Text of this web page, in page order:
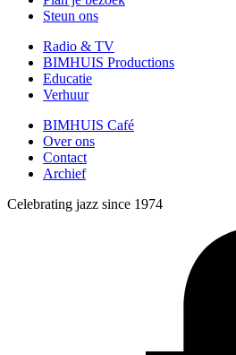
Steun ons
Radio & TV
BIMHUIS Productions
Educatie
Verhuur
BIMHUIS Café
Over ons
Contact
Archief
Celebrating jazz since 1974